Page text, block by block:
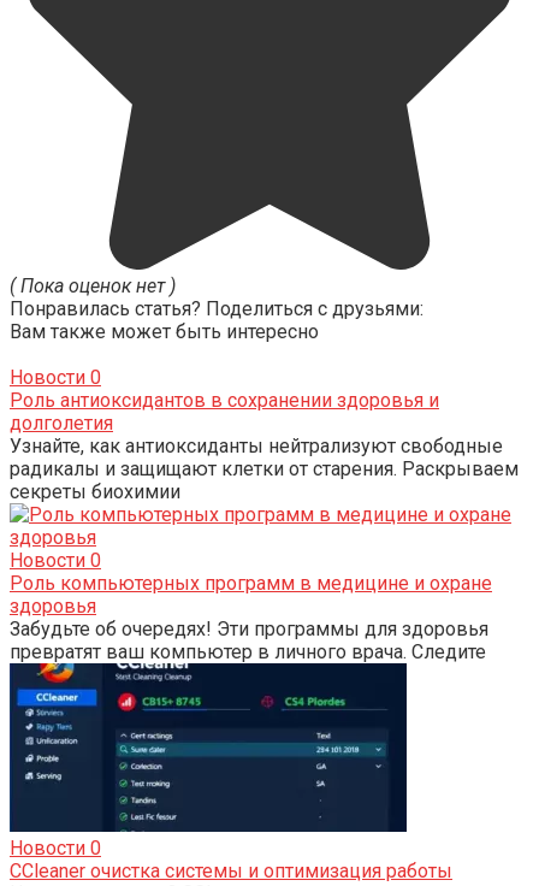
( Пока оценок нет )
Понравилась статья? Поделиться с друзьями:
Вам также может быть интересно
Новости 0
Роль антиоксидантов в сохранении здоровья и
долголетия
Узнайте, как антиоксиданты нейтрализуют свободные
радикалы и защищают клетки от старения. Раскрываем
секреты биохимии
Новости 0
Роль компьютерных программ в медицине и охране
здоровья
Забудьте об очередях! Эти программы для здоровья
превратят ваш компьютер в личного врача. Следите
Новости 0
CCleaner очистка системы и оптимизация работы